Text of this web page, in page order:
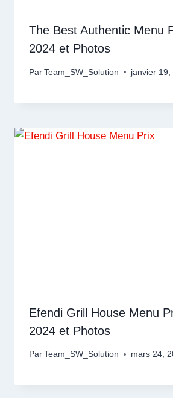
The Best Authentic Menu
2024 et Photos
Par Team_SW_Solution janvier 19,
Efendi Grill House Menu
2024 et Photos
Par Team_SW_Solution mars 24,